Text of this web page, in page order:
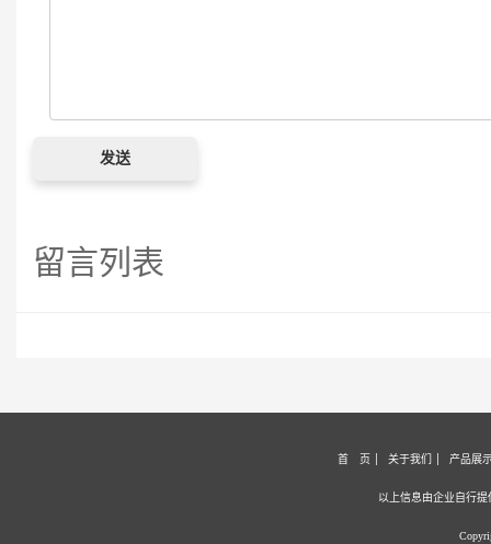
留言列表
首 页 关于我们 产品展
以上信息由企业自行